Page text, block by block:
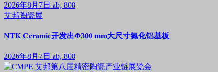
2026年8月7日 ab, 808
艾邦陶瓷展
NTK Ceramic开发出Φ300 mm大尺寸氮化铝基板
2026年8月7日 ab, 808